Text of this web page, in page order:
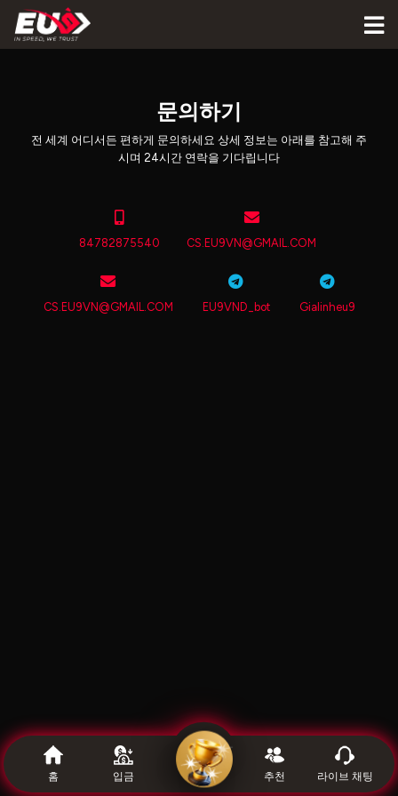
홈 입금
''
추천 라이브 채팅
문의하기
전 세계 어디서든 편하게 문의하세요 상세 정보는 아래를 참고해 주
시며 24시간 연락을 기다립니다
84782875540 CS.EU9VN@GMAIL.COM
CS.EU9VN@GMAIL.COM EU9VND_bot Gialinheu9